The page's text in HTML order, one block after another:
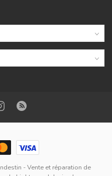
- Vente et réparation de